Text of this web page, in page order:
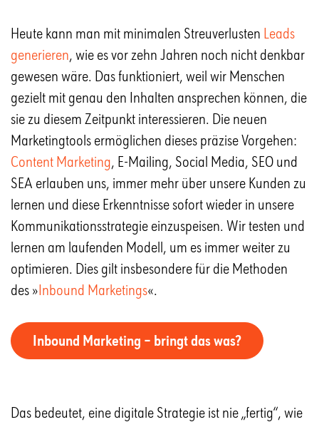
Heute kann man mit minimalen Streuverlusten Leads
generieren, wie es vor zehn Jahren noch nicht denkbar
gewesen wäre. Das funktioniert, weil wir Menschen
gezielt mit genau den Inhalten ansprechen können, die
sie zu diesem Zeitpunkt interessieren. Die neuen
Marketingtools ermöglichen dieses präzise Vorgehen:
Content Marketing, E-Mailing, Social Media, SEO und
SEA erlauben uns, immer mehr über unsere Kunden zu
lernen und diese Erkenntnisse sofort wieder in unsere
Kommunikationsstrategie einzuspeisen. Wir testen und
lernen am laufenden Modell, um es immer weiter zu
optimieren. Dies gilt insbesondere für die Methoden
des »Inbound Marketings«.
Inbound Marketing – bringt das was?
Das bedeutet, eine digitale Strategie ist nie „fertig“, wie